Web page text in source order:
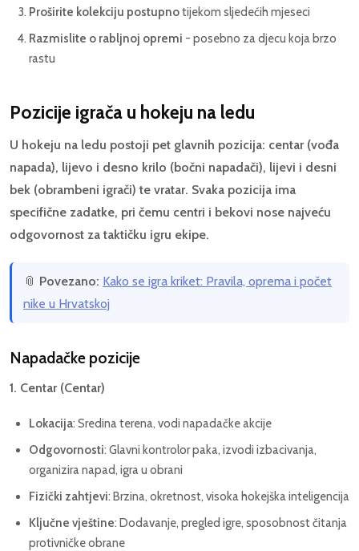
Proširite kolekciju postupnotijekom sljedećih mjeseci
Razmislite o rabljnoj opremi - posebno za djecu koja brzo
rastu
Pozicije igrača u hokeju na ledu
U hokeju na ledu postoji pet glavnih pozicija: centar (vođa
napada), lijevo i desno krilo (bočni napadači), lijevi i desni
bek (obrambeni igrači) te vratar. Svaka pozicija ima
specifične zadatke, pri čemu centri i bekovi nose najveću
odgovornost za taktičku igru ekipe.
📎 Povezano: Kako se igra kriket: Pravila, oprema i počet
nike u Hrvatskoj
Napadačke pozicije
1. Centar (Centar)
Lokacija: Sredina terena, vodi napadačke akcije
Odgovornosti: Glavni kontrolor paka, izvodi izbacivanja,
organizira napad, igra u obrani
Fizički zahtjevi: Brzina, okretnost, visoka hokejška inteligencija
Ključne vještine: Dodavanje, pregled igre, sposobnost čitanja
protivničke obrane